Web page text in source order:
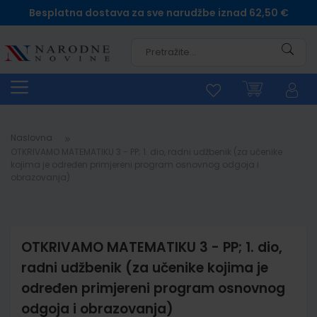
Besplatna dostava za sve narudžbe iznad 62,50 €
Naslovna
OTKRIVAMO MATEMATIKU 3 - PP; 1. dio,
radni udžbenik (za učenike kojima je
određen primjereni program osnovnog
odgoja i obrazovanja)